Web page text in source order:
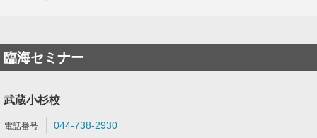
臨海セミナー
武蔵小杉校
044-738-2930